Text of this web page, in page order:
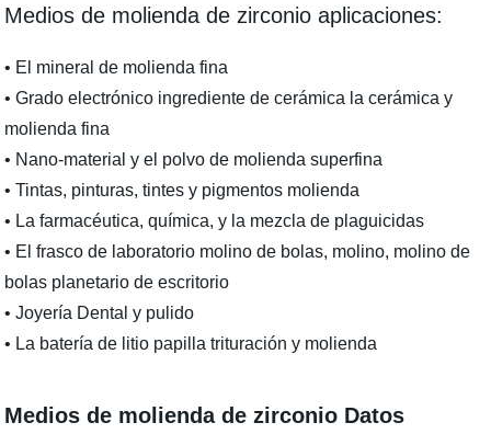
Medios de molienda de zirconio aplicaciones:
• El mineral de molienda fina
• Grado electrónico ingrediente de cerámica la cerámica y
molienda fina
• Nano-material y el polvo de molienda superfina
• Tintas, pinturas, tintes y pigmentos molienda
• La farmacéutica, química, y la mezcla de plaguicidas
• El frasco de laboratorio molino de bolas, molino, molino de
bolas planetario de escritorio
• Joyería Dental y pulido
• La batería de litio papilla trituración y molienda
Medios de molienda de zirconio Datos